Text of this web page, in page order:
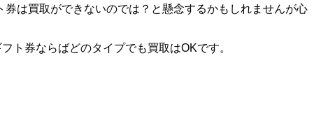
券は買取ができないのでは？と懸念するかもしれませんが心
ト券ならばどのタイプでも買取はOKです。